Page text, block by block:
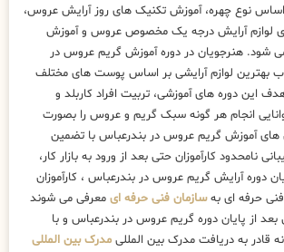
نوع چهره، آموزش تکنیک های روز آرایش عروس،
لوازم آرایش درجه یک مخصوص عروس و آموزش
شود. هنرجویان در دوره آموزش گریم عروس در
بهترین لوازم آرایشی بر اساس پوست های مختلف
این دوره های آموزشی، تربیت افراد کاربلد و
انجام هر گونه سبک گریم و عروس را بصورت
های آموزش گریم عروس در بندرعباس با تضمین
نامحدود کارآموزان حتی بعد از ورود به بازار کار،
دوره آرایش گریم عروس در بندرعباس ، کارآموزان
حرفه ای بهسازمان فنی حرفه ای معرفی می شوند
بعد از پایان دوره گریم عروس در بندرعباس و با
قادر به دریافت مدرک بین المللی مدرک بین المللی